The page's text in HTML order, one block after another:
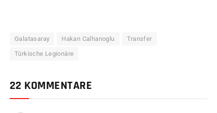
Galatasaray Hakan Calhanoglu Transfer
Türkische Legionäre
22 KOMMENTARE